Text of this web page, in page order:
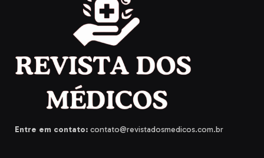
Entre em contato: contato@revistadosmedicos.com.br